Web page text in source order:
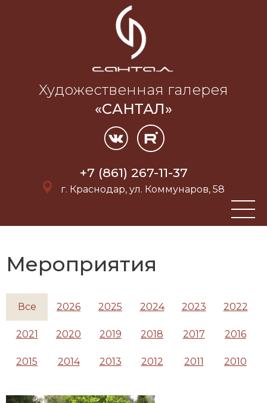
Художественная галерея
«САНТАЛ»
+7 (861) 267-11-37
г. Краснодар, ул. Коммунаров, 58
Мероприятия
Все 2026 2025 2024 2023 2022
2021 2020 2019 2018 2017 2016
2015 2014 2013 2012 2011 2010